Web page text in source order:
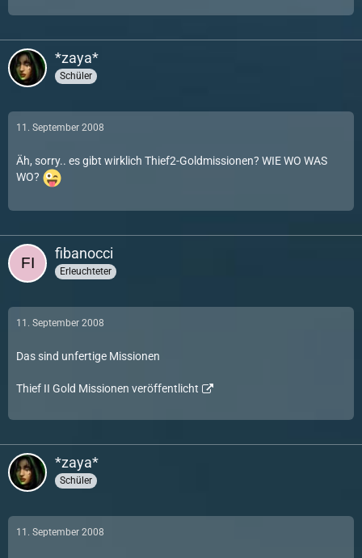
*zaya*
Schüler
11. September 2008
Äh, sorry.. es gibt wirklich Thief2-Goldmissionen? WIE WO WAS
WO?
fibanocci
Erleuchteter
11. September 2008
Das sind unfertige Missionen
Thief II Gold Missionen veröffentlicht
*zaya*
Schüler
11. September 2008